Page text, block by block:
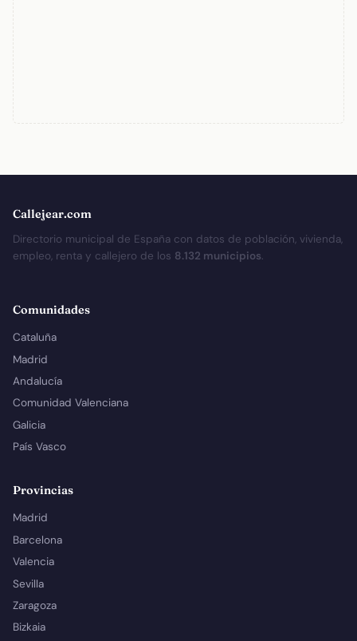
Callejear.com
Directorio municipal de España con datos de población, vivienda,
empleo, renta y callejero de los 8.132 municipios.
Comunidades
Cataluña
Madrid
Andalucía
Comunidad Valenciana
Galicia
País Vasco
Provincias
Madrid
Barcelona
Valencia
Sevilla
Zaragoza
Bizkaia